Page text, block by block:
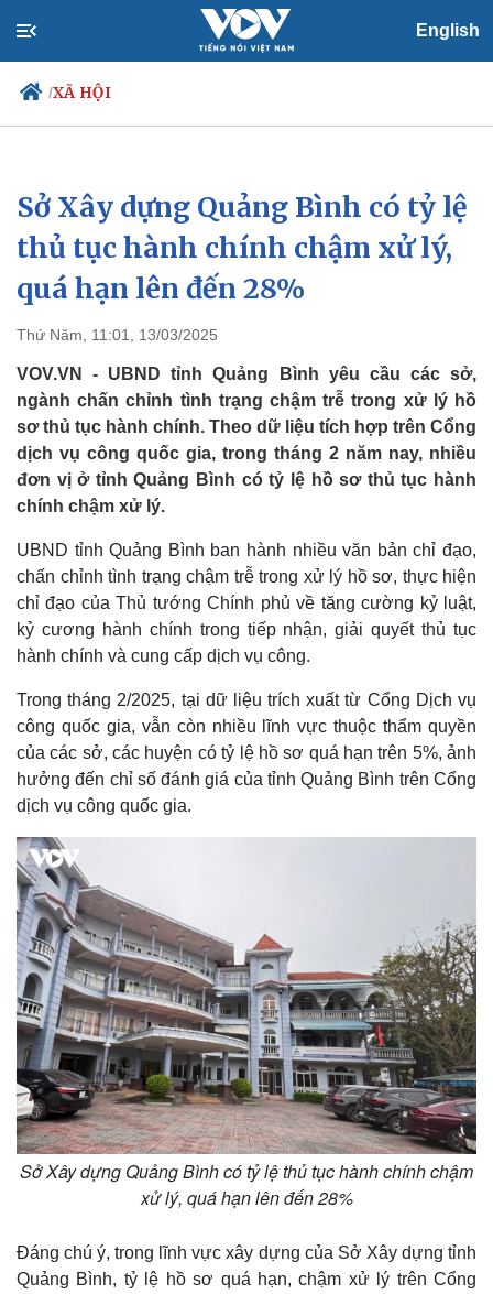
English
/XÃ HỘI
Chính trị
Đảng
Tổ chức nhân sự
Quốc hội
Nhận diện sự thật
Xã hội
Tin 24h
Dự báo thời tiết
Giáo dục
Sở Xây dựng Quảng Bình có tỷ lệ
thủ tục hành chính chậm xử lý,
quá hạn lên đến 28%
Thứ Năm, 11:01, 13/03/2025
VOV.VN - UBND tỉnh Quảng Bình yêu cầu các sở,
ngành chấn chỉnh tình trạng chậm trễ trong xử lý hồ
sơ thủ tục hành chính. Theo dữ liệu tích hợp trên Cổng
dịch vụ công quốc gia, trong tháng 2 năm nay, nhiều
đơn vị ở tỉnh Quảng Bình có tỷ lệ hồ sơ thủ tục hành
chính chậm xử lý.
UBND tỉnh Quảng Bình ban hành nhiều văn bản chỉ đạo,
chấn chỉnh tình trạng chậm trễ trong xử lý hồ sơ, thực hiện
chỉ đạo của Thủ tướng Chính phủ về tăng cường kỷ luật,
kỷ cương hành chính trong tiếp nhận, giải quyết thủ tục
hành chính và cung cấp dịch vụ công.
Trong tháng 2/2025, tại dữ liệu trích xuất từ Cổng Dịch vụ
công quốc gia, vẫn còn nhiều lĩnh vực thuộc thẩm quyền
của các sở, các huyện có tỷ lệ hồ sơ quá hạn trên 5%, ảnh
hưởng đến chỉ số đánh giá của tỉnh Quảng Bình trên Cổng
dịch vụ công quốc gia.
Sở Xây dựng Quảng Bình có tỷ lệ thủ tục hành chính chậm
xử lý, quá hạn lên đến 28%
Đáng chú ý, trong lĩnh vực xây dựng của Sở Xây dựng tỉnh
Quảng Bình, tỷ lệ hồ sơ quá hạn, chậm xử lý trên Cổng